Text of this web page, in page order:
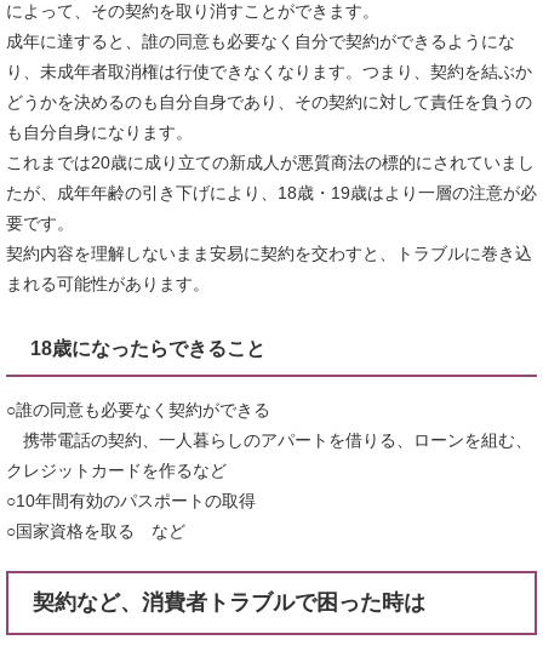
によって、その契約を取り消すことができます。
成年に達すると、誰の同意も必要なく自分で契約ができるようにな
り、未成年者取消権は行使できなくなります。つまり、契約を結ぶか
どうかを決めるのも自分自身であり、その契約に対して責任を負うの
も自分自身になります。
これまでは20歳に成り立ての新成人が悪質商法の標的にされていまし
たが、成年年齢の引き下げにより、18歳・19歳はより一層の注意が必
要です。
契約内容を理解しないまま安易に契約を交わすと、トラブルに巻き込
まれる可能性があります。
18歳になったらできること
○誰の同意も必要なく契約ができる
携帯電話の契約、一人暮らしのアパートを借りる、ローンを組む、
クレジットカードを作るなど
○10年間有効のパスポートの取得
○国家資格を取る など
契約など、消費者トラブルで困った時は